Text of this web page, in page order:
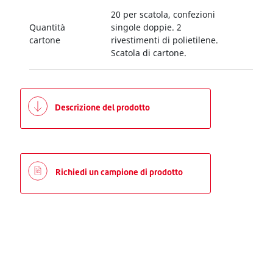
Quantità
cartone
20 per scatola, confezioni
singole doppie. 2
rivestimenti di polietilene.
Scatola di cartone.
Descrizione del prodotto
Richiedi un campione di prodotto